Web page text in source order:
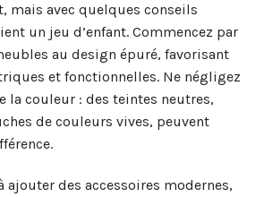
mais avec quelques conseils
un jeu d’enfant. Commencez par
au design épuré, favorisant
et fonctionnelles. Ne négligez
la couleur : des teintes neutres,
de couleurs vives, peuvent
ajouter des accessoires modernes,